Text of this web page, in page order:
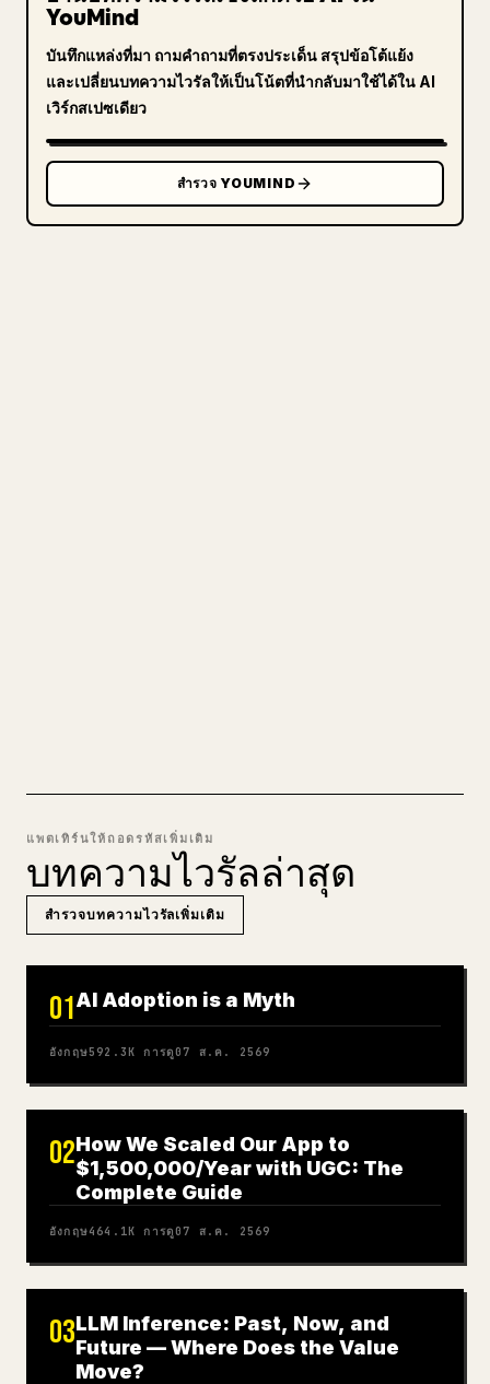
YouMind
บันทึกแหล่งที่มา ถามคำถามที่ตรงประเด็น สรุปข้อโต้แย้ง
และเปลี่ยนบทความไวรัลให้เป็นโน้ตที่นำกลับมาใช้ได้ใน AI
เวิร์กสเปซเดียว
สำรวจ YOUMIND
แพตเทิร์นให้ถอดรหัสเพิ่มเติม
บทความไวรัลล่าสุด
สำรวจบทความไวรัลเพิ่มเติม
01AI Adoption is a Myth
อังกฤษ592.3K การดู07 ส.ค. 2569
02How We Scaled Our App to
$1,500,000/Year with UGC: The
Complete Guide
อังกฤษ464.1K การดู07 ส.ค. 2569
03LLM Inference: Past, Now, and
Future — Where Does the Value
Move?